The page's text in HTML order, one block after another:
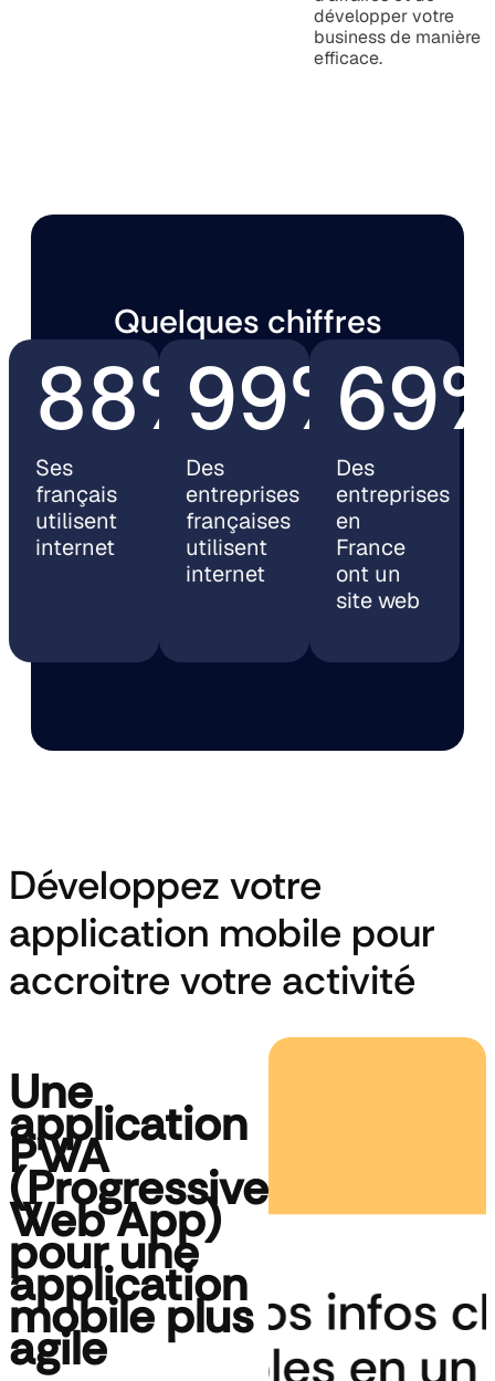
développer votre
business de manière
efficace.
Quelques chiffres
88%
Ses
français
utilisent
internet
99%
Des
entreprises
françaises
utilisent
internet
Des
entreprises
en
France
ont un
site web
Développez votre
application mobile pour
accroitre votre activité
Une
application
PWA
(Progressive
Web App)
pour une
application
mobile plus
agile